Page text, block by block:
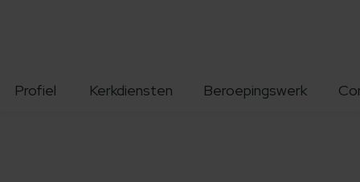
Profiel Kerkdiensten Beroepingswerk